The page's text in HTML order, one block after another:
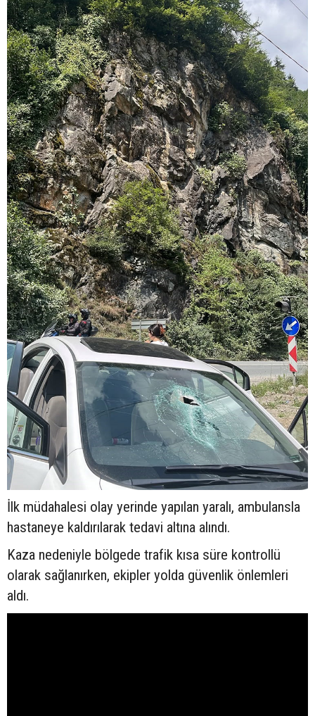
İlk müdahalesi olay yerinde yapılan yaralı, ambulansla
hastaneye kaldırılarak tedavi altına alındı.
Kaza nedeniyle bölgede trafik kısa süre kontrollü
olarak sağlanırken, ekipler yolda güvenlik önlemleri
aldı.